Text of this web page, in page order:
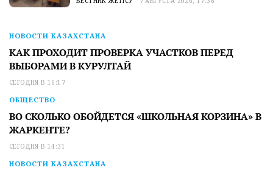
НОВОСТИ КАЗАХСТАНА
КАК ПРОХОДИТ ПРОВЕРКА УЧАСТКОВ ПЕРЕД
ВЫБОРАМИ В КУРУЛТАЙ
СЕГОДНЯ В 16:17
ОБЩЕСТВО
ВО СКОЛЬКО ОБОЙДЕТСЯ «ШКОЛЬНАЯ КОРЗИНА» В
ЖАРКЕНТЕ?
СЕГОДНЯ В 14:31
НОВОСТИ КАЗАХСТАНА